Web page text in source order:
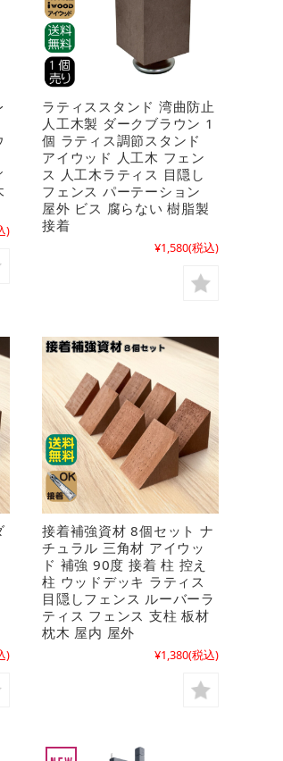
)
ラティススタンド 湾曲防止
人工木製 ダークブラウン 1
個 ラティス調節スタンド
アイウッド 人工木 フェン
ス 人工木ラティス 目隠し
フェンス パーテーション
屋外 ビス 腐らない 樹脂製
接着
¥1,580(税込)
)
接着補強資材 8個セット ナ
チュラル 三角材 アイウッ
ド 補強 90度 接着 柱 控え
柱 ウッドデッキ ラティス
目隠しフェンス ルーバーラ
ティス フェンス 支柱 板材
枕木 屋内 屋外
¥1,380(税込)